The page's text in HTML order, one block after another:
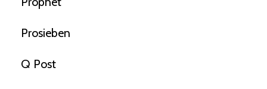
Prosieben
Q Post